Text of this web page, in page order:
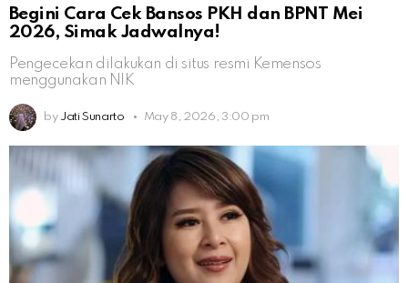
Begini Cara Cek Bansos PKH dan BPNT Mei
2026, Simak Jadwalnya!
Pengecekan dilakukan di situs resmi Kemensos
menggunakan NIK
by Jati Sunarto May 8, 2026, 3:00 pm